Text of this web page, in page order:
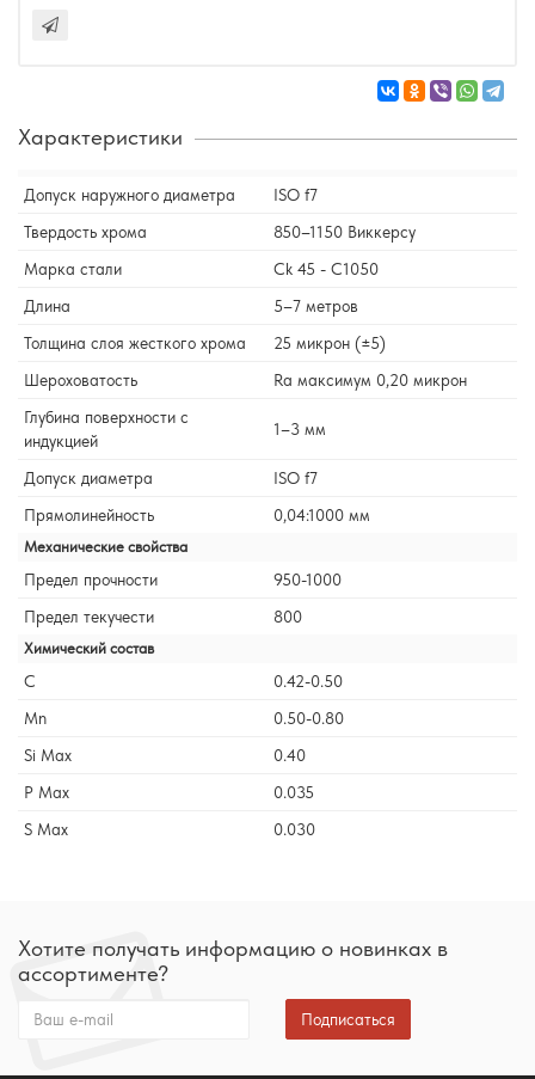
Характеристики
Допуск наружного диаметра
ISO f7
Твердость хрома
850–1150 Виккерсу
Марка стали
Сk 45 - С1050
Длина
5–7 метров
Толщина слоя жесткого хрома
25 микрон (±5)
Шероховатость
Ra максимум 0,20 микрон
Глубина поверхности с
индукцией
1–3 мм
Допуск диаметра
ISO f7
Прямолинейность
0,04:1000 мм
Механические свойства
Предел прочности
950-1000
Предел текучести
800
Химический состав
C
0.42-0.50
Mn
0.50-0.80
Si Max
0.40
P Max
0.035
S Max
0.030
Хотите получать информацию о новинках в
ассортименте?
Подписаться